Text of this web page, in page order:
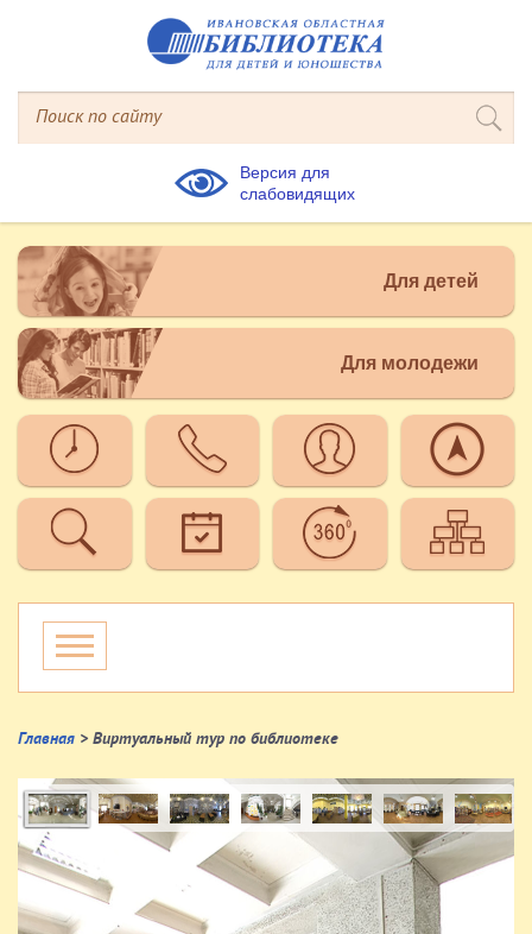
Версия для
слабовидящих
Для детей
Для молодежи
Главная > Виртуальный тур по библиотеке